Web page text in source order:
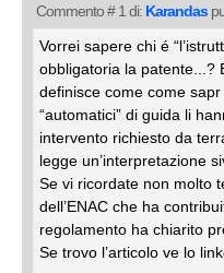
Commento # 1 di: Karandas
Vorrei sapere chi é
obbligatoria la patente...?
definisce come come
“automatici” di guida li
intervento richiesto da
legge un’interpretazione
Se vi ricordate non molto
dell’ENAC che ha
regolamento ha chiarito
Se trovo l’articolo ve lo